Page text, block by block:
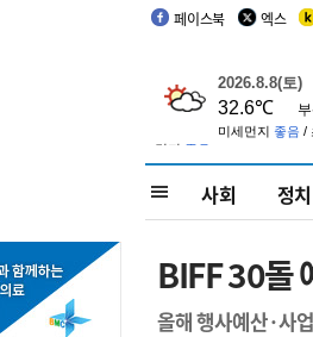
페이스북 엑스
사회 정치
BIFF 30돌
올해 행사예산·사